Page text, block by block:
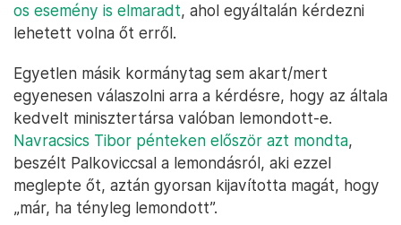
os esemény is elmaradt, ahol egyáltalán kérdezni
lehetett volna őt erről.
Egyetlen másik kormánytag sem akart/mert
egyenesen válaszolni arra a kérdésre, hogy az általa
kedvelt minisztertársa valóban lemondott-e.
Navracsics Tibor pénteken először azt mondta,
beszélt Palkoviccsal a lemondásról, aki ezzel
meglepte őt, aztán gyorsan kijavította magát, hogy
„már, ha tényleg lemondott”.